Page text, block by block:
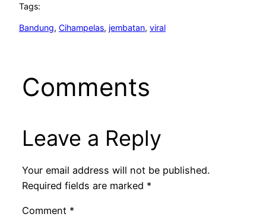
Tags:
Bandung, Cihampelas, jembatan, viral
Comments
Leave a Reply
Your email address will not be published.
Required fields are marked *
Comment *